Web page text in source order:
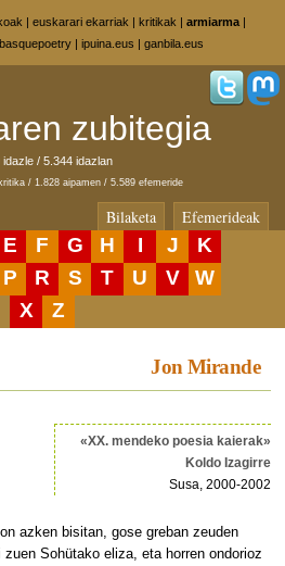
| euskarari ekarriak | kritikak | armiarma |
basquepoetry| ipuina.eus | ganbila.eus
zubitegia
idazle / 5.344 idazlan
/ 1.828 aipamen / 5.589 efemeride
Bilaketa Efemerideak
E F G H I J
K
P R S T U V
W
X
Z
Jon Mirande
«XX. mendeko poesia kaierak»
Koldo Izagirre
Susa, 2000-2002
azken bisitan, gose greban zeuden
Sohütako eliza, eta horren ondorioz